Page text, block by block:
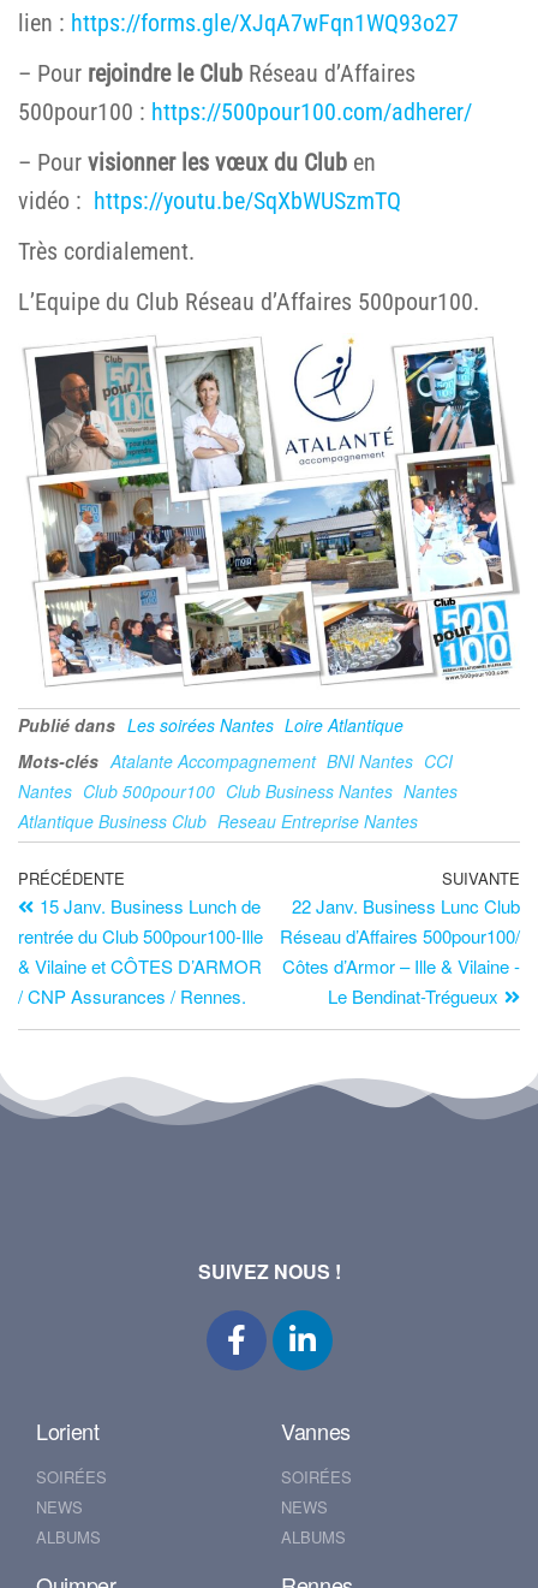
lien : https://forms.gle/XJqA7wFqn1WQ93o27
– Pour rejoindre le Club Réseau d’Affaires
500pour100 : https://500pour100.com/adherer/
– Pour visionner les vœux du Club en
vidéo : https://youtu.be/SqXbWUSzmTQ
Très cordialement.
L’Equipe du Club Réseau d’Affaires 500pour100.
Publié dans Les soirées Nantes Loire Atlantique
Mots-clés Atalante Accompagnement BNI Nantes CCI
Nantes Club 500pour100 Club Business Nantes Nantes
Atlantique Business Club Reseau Entreprise Nantes
PRÉCÉDENTE
15 Janv. Business Lunch de
rentrée du Club 500pour100-Ille
& Vilaine et CÔTES D’ARMOR
/ CNP Assurances / Rennes.
SUIVANTE
22 Janv. Business Lunc Club
Réseau d’Affaires 500pour100/
Côtes d’Armor – Ille & Vilaine -
Le Bendinat-Trégueux
SUIVEZ NOUS !
Lorient
SOIRÉES
NEWS
ALBUMS
Vannes
SOIRÉES
NEWS
ALBUMS